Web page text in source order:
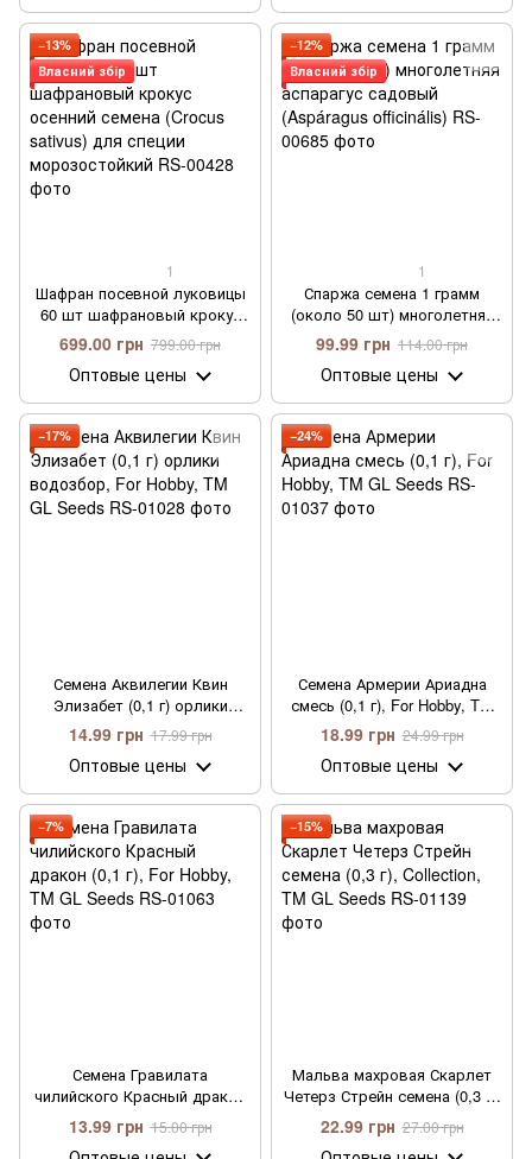
−13%
Власний збір
1
Шафран посевной луковицы
60 шт шафрановый крокус
осенний семена (Crocus
sativus) для специи
морозостойкий
699.00 грн 799.00 грн
Оптовые цены
−12%
Власний збір
1
Спаржа семена 1 грамм
(около 50 шт) многолетняя
аспарагус садовый
(Aspáragus officinális)
99.99 грн 114.00 грн
Оптовые цены
−17%
Семена Аквилегии Квин
Элизабет (0,1 г) орлики
водозбор, For Hobby, TM GL
Seeds
14.99 грн 17.99 грн
Оптовые цены
−24%
Семена Армерии Ариадна
смесь (0,1 г), For Hobby, TM
GL Seeds
18.99 грн 24.99 грн
Оптовые цены
−7%
Семена Гравилата
чилийского Красный дракон
(0,1 г), For Hobby, TM GL
Seeds
13.99 грн 15.00 грн
−15%
Мальва махровая Скарлет
Четерз Стрейн семена (0,3 г),
Collection, TM GL Seeds
22.99 грн 27.00 грн